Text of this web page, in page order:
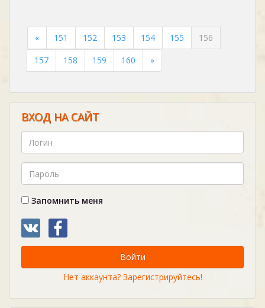
« 151 152 153 154 155
156
157
158 159 160 »
ВХОД НА САЙТ
Запомнить меня
Войти
Нет аккаунта? Зарегистрируйтесь!